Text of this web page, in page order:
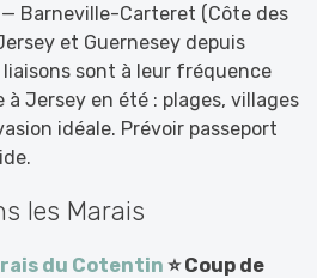
— Barneville-Carteret (Côte des
et Guernesey depuis
sont à leur fréquence
à Jersey en été : plages, villages
idéale. Prévoir passeport
les Marais
du Cotentin ⭐ Coup de